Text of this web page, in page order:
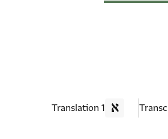
1 Translation